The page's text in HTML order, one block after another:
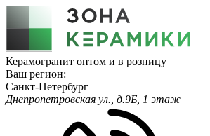
Керамогранит оптом и в розницу
Ваш регион:
Санкт-Петербург
Днепропетровская ул., д.9Б, 1 этаж